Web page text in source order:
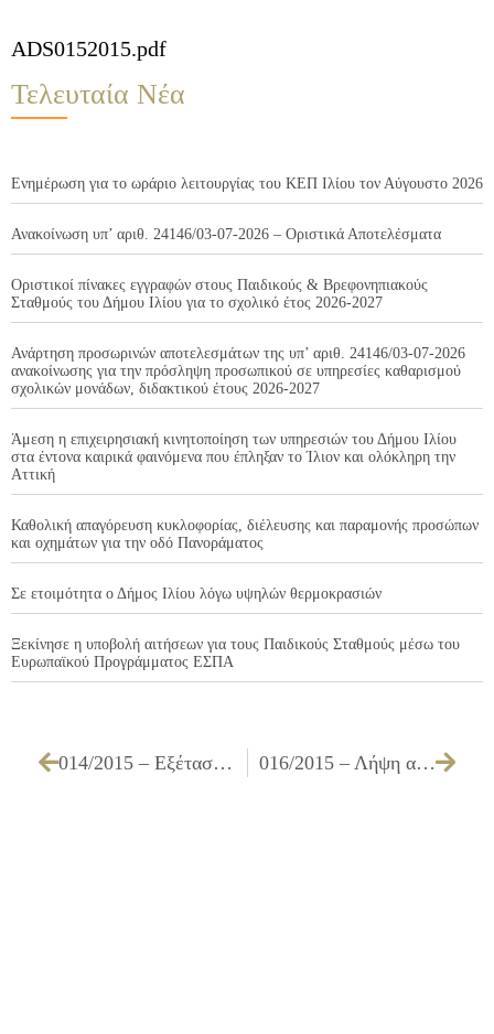
ADS0152015.pdf
Τελευταία Νέα
Ενημέρωση για το ωράριο λειτουργίας του ΚΕΠ Ιλίου τον Αύγουστο 2026
Ανακοίνωση υπ’ αριθ. 24146/03-07-2026 – Οριστικά Αποτελέσματα
Οριστικοί πίνακες εγγραφών στους Παιδικούς & Βρεφονηπιακούς
Σταθμούς του Δήμου Ιλίου για το σχολικό έτος 2026-2027
Ανάρτηση προσωρινών αποτελεσμάτων της υπ’ αριθ. 24146/03-07-2026
ανακοίνωσης για την πρόσληψη προσωπικού σε υπηρεσίες καθαρισμού
σχολικών μονάδων, διδακτικού έτους 2026-2027
Άμεση η επιχειρησιακή κινητοποίηση των υπηρεσιών του Δήμου Ιλίου
στα έντονα καιρικά φαινόμενα που έπληξαν το Ίλιον και ολόκληρη την
Αττική
Καθολική απαγόρευση κυκλοφορίας, διέλευσης και παραμονής προσώπων
και οχημάτων για την οδό Πανοράματος
Σε ετοιμότητα ο Δήμος Ιλίου λόγω υψηλών θερμοκρασιών
Ξεκίνησε η υποβολή αιτήσεων για τους Παιδικούς Σταθμούς μέσω του
Ευρωπαϊκού Προγράμματος ΕΣΠΑ
014/2015 – Εξέταση διακανονισμού οφειλών περιπτώσεων παρόδιων αποζημίωσης για την απαλλοτρίωση επί των οδών Χρυσηίδος & Αίαντος στα Ο.Τ. 91, 92 (κοινόχρηστοι χώροι) περιοχής κέντρου 016/2015 – Λήψη απόφασης για μείωση ενοικίου του περιπτέρου επί των οδών Ανδρέα Παπανδρέου & Π.Π. Γερμανού